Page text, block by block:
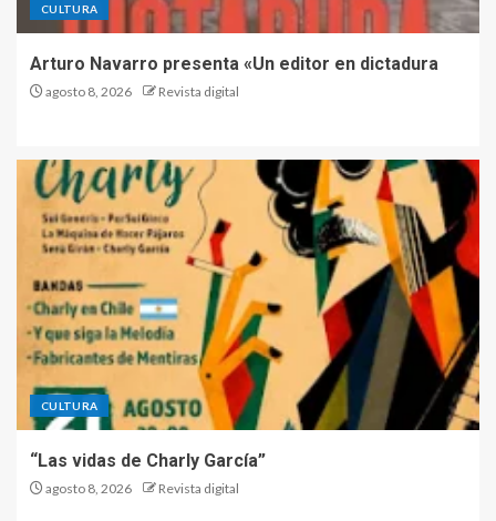
CULTURA
Arturo Navarro presenta «Un editor en dictadura
agosto 8, 2026 Revista digital
CULTURA
“Las vidas de Charly García”
agosto 8, 2026 Revista digital